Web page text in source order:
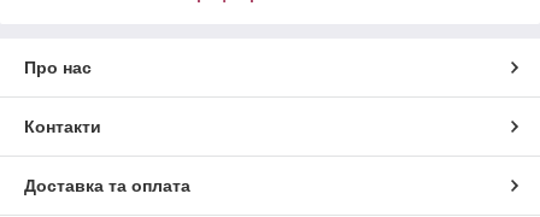
Про нас
Контакти
Доставка та оплата